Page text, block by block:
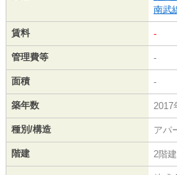
南武
賃料 -
管理費等 -
面積 -
築年数 2017
種別/構造 アパ
階建 2階建